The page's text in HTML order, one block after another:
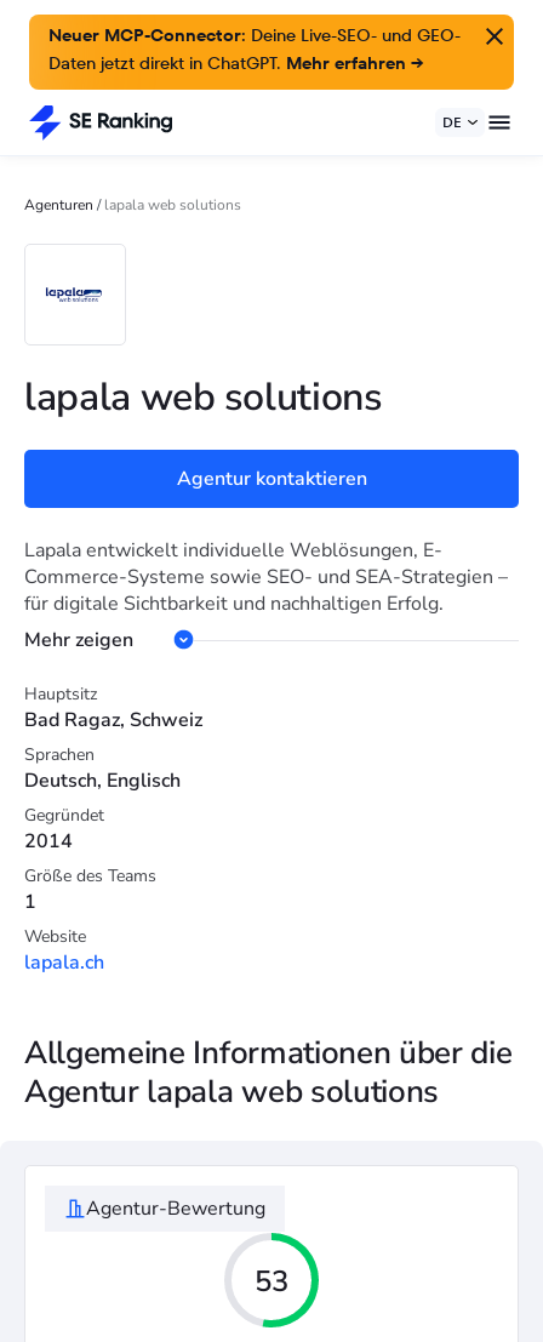
Neuer MCP-Connector: Deine Live-SEO- und GEO-
Daten jetzt direkt in ChatGPT. Mehr erfahren →
DE
Agenturen /lapala web solutions
lapala web solutions
Agentur kontaktieren
Lapala entwickelt individuelle Weblösungen, E-
Commerce-Systeme sowie SEO- und SEA-Strategien –
für digitale Sichtbarkeit und nachhaltigen Erfolg.
Mehr zeigen
Hauptsitz
Bad Ragaz, Schweiz
Sprachen
Deutsch, Englisch
Gegründet
2014
Größe des Teams
1
Website
lapala.ch
Allgemeine Informationen über die
Agentur lapala web solutions
Agentur-Bewertung
53